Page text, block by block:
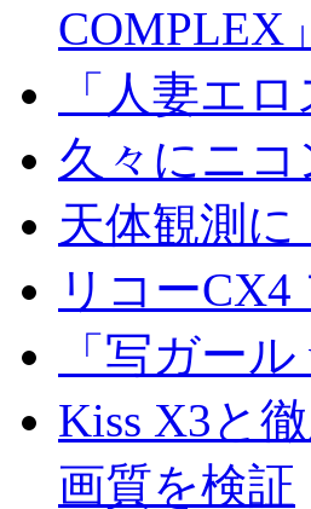
COMPLEX」
「人妻エ
久々にニ
天体観測に
リコー
「写ガール
Kiss X3と
画質を検証